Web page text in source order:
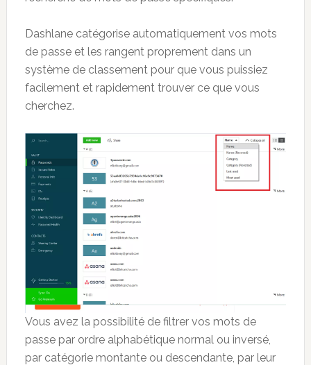
Dashlane catégorise automatiquement vos mots
de passe et les rangent proprement dans un
système de classement pour que vous puissiez
facilement et rapidement trouver ce que vous
cherchez.
Vous avez la possibilité de filtrer vos mots de
passe par ordre alphabétique normal ou inversé,
par catégorie montante ou descendante, par leur